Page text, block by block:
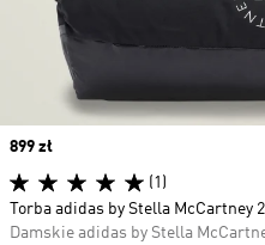
Price
899 zł
(1)
Torba adidas by Stella McCartney
Damskie adidas by Stella